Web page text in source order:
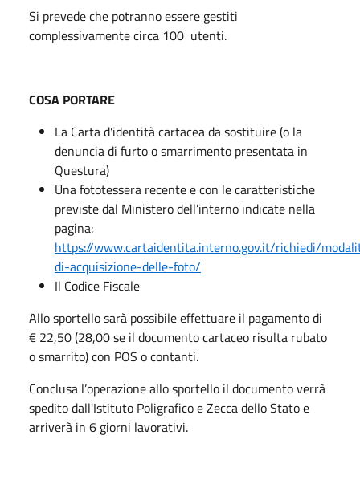
Si prevede che potranno essere gestiti
complessivamente circa 100 utenti.
COSA PORTARE
La Carta d'identità cartacea da sostituire (o la
denuncia di furto o smarrimento presentata in
Questura)
Una fototessera recente e con le caratteristiche
previste dal Ministero dell’interno indicate nella
pagina:
https://www.cartaidentita.interno.gov.it/richiedi/
di-acquisizione-delle-foto/
Il Codice Fiscale
Allo sportello sarà possibile effettuare il pagamento di
€ 22,50 (28,00 se il documento cartaceo risulta rubato
o smarrito) con POS o contanti.
Conclusa l’operazione allo sportello il documento verrà
spedito dall'Istituto Poligrafico e Zecca dello Stato e
arriverà in 6 giorni lavorativi.